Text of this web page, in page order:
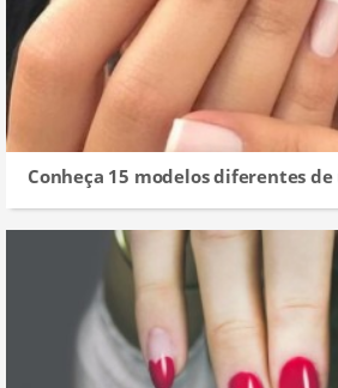
Conheça 15 modelos diferentes